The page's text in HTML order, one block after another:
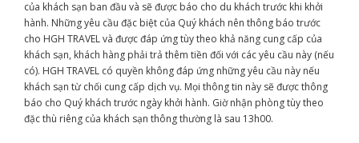
của khách sạn ban đầu và sẽ được báo cho du khách trước khi khởi
hành. Những yêu cầu đặc biệt của Quý khách nên thông báo trước
cho HGH TRAVEL và được đáp ứng tùy theo khả năng cung cấp của
khách sạn, khách hàng phải trả thêm tiền đối với các yêu cầu này (nếu
có). HGH TRAVEL có quyền không đáp ứng những yêu cầu này nếu
khách sạn từ chối cung cấp dịch vụ. Mọi thông tin này sẽ được thông
báo cho Quý khách trước ngày khởi hành. Giờ nhận phòng tùy theo
đặc thù riêng của khách sạn thông thường là sau 13h00.